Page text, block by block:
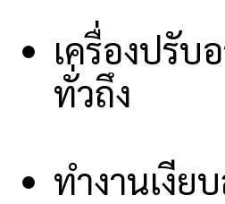
เครื่องปรับ
ทั่วถึง
ทำงานเงีย